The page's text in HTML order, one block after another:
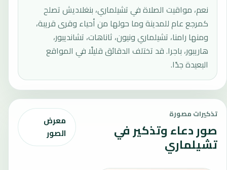
نعم، مواقيت الصلاة في تشيلماري، بنغلاديش تصلح
كمرجع عام للمدينة وما حولها من أحياء وقرى قريبة،
ومنها رامنا، تشيلماري ونيون، ثاناهات، تشانديبور،
هاريبور، باجرا. قد تختلف الدقائق قليلًا في المواقع
البعيدة جدًا.
تذكيرات مصورة
صور دعاء وتذكير في
تشيلماري
معرض
الصور